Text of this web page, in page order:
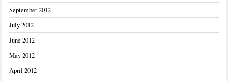
September 2012
July 2012
June 2012
May 2012
April 2012